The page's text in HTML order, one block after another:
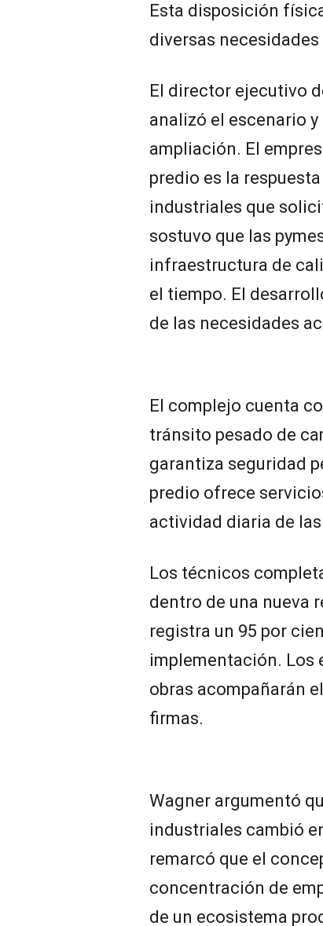
Esta disposición
diversas
El director ejecutivo
analizó el escenario
ampliación. El
predio es la
industriales que
sostuvo que las
infraestructura de
el tiempo. El
de las necesidades
El complejo cuenta
tránsito pesado de
garantiza seguridad
predio ofrece
actividad diaria de
Los técnicos
dentro de una nueva
registra un 95 por
implementación. Los
obras acompañarán
firmas.
Wagner argumentó
industriales cambió
remarcó que el
concentración de
de un ecosistema